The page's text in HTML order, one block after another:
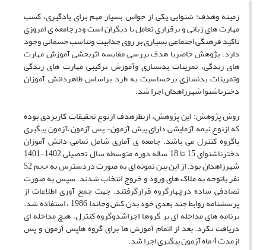
زمینه وهدف: شنوایی یکی از حواس بسیار مهم برای یادگیری، کسب
مهارت های زبانی و برقراری تعامل با دیگران است ودرجامعه ی امروزی
تاکید فرهنگی اجتماعی بسیاری بر روی جذابیت وتناسب جسمانی وجود
دارد. پژوهش حاضربا هدف بررسی مقایسه اثربخشی آموزش مهارت
های زندگی، تمرینات بدنسازی وآموزش ترکیبی مهارت های زندگی
وتمرینات بدنسازی برحساسیت به طرد براساس ظاهردانش آموزان
دخترناشنوا شهرزاهدان اجرا شد.
روش پژوهش: این پژوهش، ازنظرهدف ازنوع تحقیقات کاربردی بوده
که ازنوع نیمه آزمایشی دارای پیش آزمون- پس آزمون –آزمون پیگیری
باگروه کنترل می باشد. جامعه ی آماری شامل تمامی دانش آموزان
دخترناشنوای 15 تا 18 ساله دوره متوسطه سال تحصیلی 1402-1401
شهرزاهدان بود. از این بین نمونه ای به صورت دردسترس به حجم 52
نفر باتوجه به ملاک های ورود و خروج انتخاب شدند. سپس به صورت
تصادفی ساده درچهارگروه قرارگرفتند. جهت جمع آوری اطلاعات از
پرسشنامه روابط چند بعدی خود بدن کش وجاندا 1986 ، استفاده شد.
برنامه های مداخله ای بر گروها اجراشدوگروه کنترل، هیچ مداخله ای
دریافت نکرد. بعد از اتمام آموزش ها برای گروه هاپس آزمون و پس
ازمدت 4 ماه آزمون پیگیری اجرا شد.